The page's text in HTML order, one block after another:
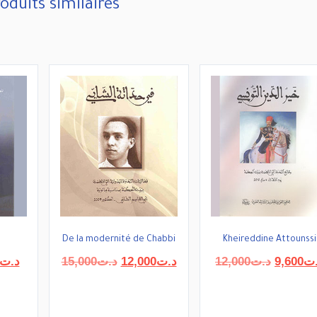
similaires
Le
De la modernité de Chabbi
د.ت15,000
Le
د.ت12,000
Le
Kheireddine Attounssi
د.ت12,000
Le
9,600